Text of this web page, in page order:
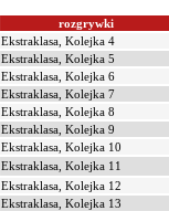
rozgrywki
Ekstraklasa, Kolejka 4
Ekstraklasa, Kolejka 5
Ekstraklasa, Kolejka 6
Ekstraklasa, Kolejka 7
Ekstraklasa, Kolejka 8
Ekstraklasa, Kolejka 9
Ekstraklasa, Kolejka 10
Ekstraklasa, Kolejka 11
Ekstraklasa, Kolejka 12
Ekstraklasa, Kolejka 13